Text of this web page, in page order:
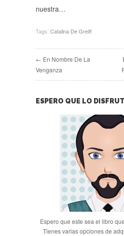
nuestra…
Tags: Catalina De Greiff
← En Nombre De La
Venganza
ESPERO QUE LO
Espero que este sea el libro
Tienes varias opciones de